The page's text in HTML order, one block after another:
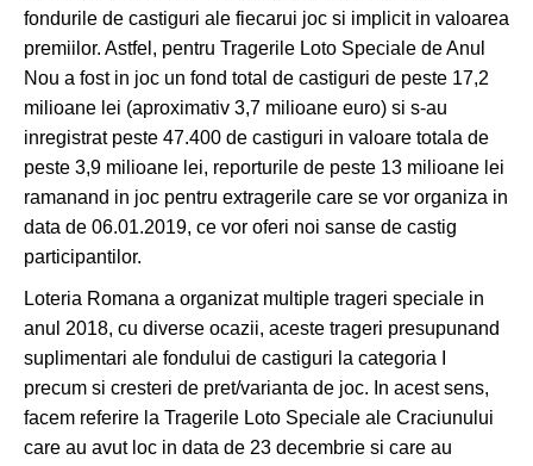
fondurile de castiguri ale fiecarui joc si implicit in valoarea
premiilor. Astfel, pentru Tragerile Loto Speciale de Anul
Nou a fost in joc un fond total de castiguri de peste 17,2
milioane lei (aproximativ 3,7 milioane euro) si s-au
inregistrat peste 47.400 de castiguri in valoare totala de
peste 3,9 milioane lei, reporturile de peste 13 milioane lei
ramanand in joc pentru extragerile care se vor organiza in
data de 06.01.2019, ce vor oferi noi sanse de castig
participantilor.
Loteria Romana a organizat multiple trageri speciale in
anul 2018, cu diverse ocazii, aceste trageri presupunand
suplimentari ale fondului de castiguri la categoria I
precum si cresteri de pret/varianta de joc. In acest sens,
facem referire la Tragerile Loto Speciale ale Craciunului
care au avut loc in data de 23 decembrie si care au